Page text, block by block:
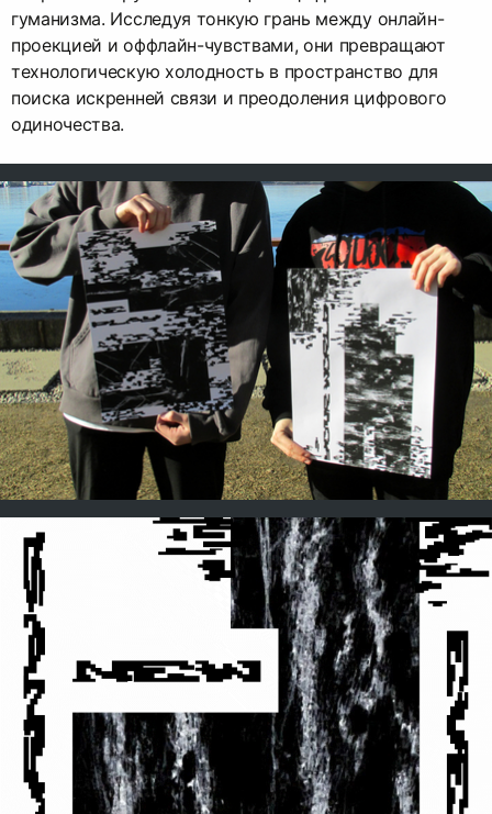
гуманизма. Исследуя тонкую грань между онлайн-
проекцией и оффлайн-чувствами, они превращают
технологическую холодность в пространство для
поиска искренней связи и преодоления цифрового
одиночества.